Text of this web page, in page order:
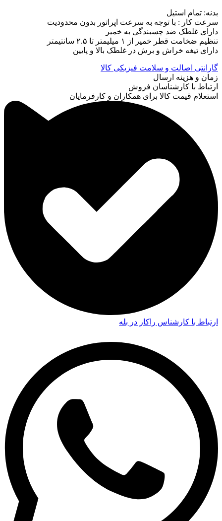
بدنه: تمام استیل
سرعت کار : با توجه به سرعت اپراتور بدون محدودیت
دارای غلطک ضد چسبندگی به خمیر
تنظیم ضخامت قطر خمیر از ۱ میلیمتر تا ۲.۵ سانتیمتر
دارای تیغه خراش و برش در غلطک بالا و پایین
گارانتی اصالت و سلامت فیزیکی کالا
زمان و هزینه ارسال
ارتباط با کارشناسان فروش
استعلام قیمت کالا برای همکاران و کارفرمایان
ارتباط با کارشناس راکار در بله